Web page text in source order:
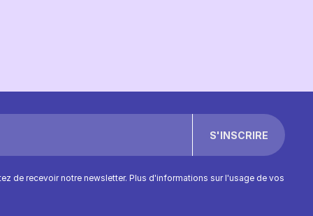
de recevoir notre newsletter. Plus d'informations sur l'usage de vos